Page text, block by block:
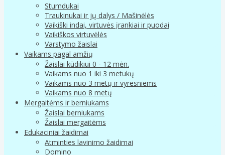
Stumdukai
Traukinukai ir jų dalys / Mašinėlės
Vaikiški indai, virtuvės įrankiai ir puodai
Vaikiškos virtuvėlės
Varstymo žaislai
Vaikams pagal amžių
Žaislai kūdikiui 0 - 12 mėn.
Vaikams nuo 1 iki 3 metukų
Vaikams nuo 3 metų ir vyresniems
Vaikams nuo 8 metų
Mergaitėms ir berniukams
Žaislai berniukams
Žaislai mergaitėms
Edukaciniai žaidimai
Atminties lavinimo žaidimai
Domino